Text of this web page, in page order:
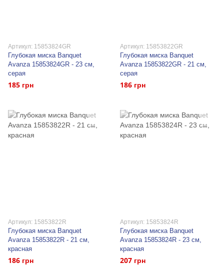
Артикул: 15853824GR
Глубокая миска Banquet
Avanza 15853824GR - 23 см,
серая
185 грн
Артикул: 15853822GR
Глубокая миска Banquet
Avanza 15853822GR - 21 см,
серая
186 грн
Артикул: 15853822R
Глубокая миска Banquet
Avanza 15853822R - 21 см,
красная
186 грн
Артикул: 15853824R
Глубокая миска Banquet
Avanza 15853824R - 23 см,
красная
207 грн